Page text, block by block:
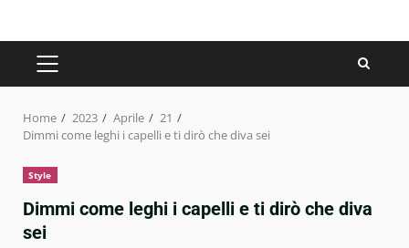
PRIMARY
MENU
Home 2023 Aprile
21
Dimmi come leghi i capelli e ti dirò che diva sei
Style
Dimmi come leghi i capelli e ti dirò che diva
sei